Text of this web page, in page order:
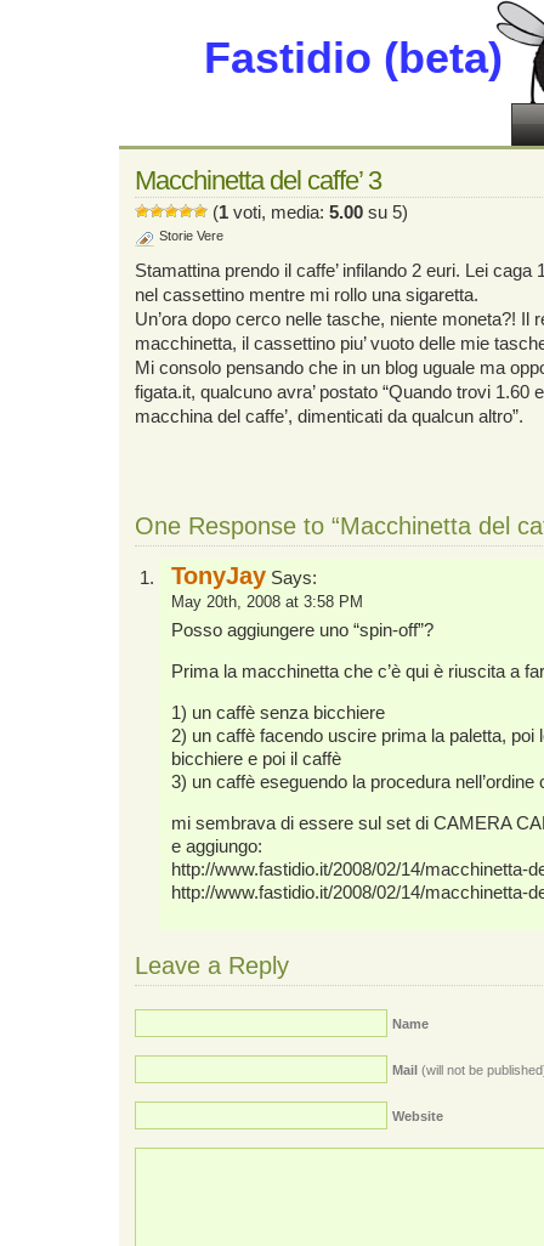
Fastidio (beta)
Macchinetta del caffe’ 3
(1 voti, media: 5.00 su 5)
Storie Vere
Stamattina prendo il caffe’ infilando 2 euri. Lei caga
nel cassettino mentre mi rollo una sigaretta.
Un’ora dopo cerco nelle tasche, niente moneta?! Il
macchinetta, il cassettino piu’ vuoto delle mie
Mi consolo pensando che in un blog uguale ma
figata.it, qualcuno avra’ postato “Quando trovi 1.60
macchina del caffe’, dimenticati da qualcun altro”.
One Response to “Macchinetta del
TonyJay Says:
May 20th, 2008 at 3:58 PM
Posso aggiungere uno “spin-off”?
Prima la macchinetta che c’è qui è riuscita a
1) un caffè senza bicchiere
2) un caffè facendo uscire prima la paletta, poi
bicchiere e poi il caffè
3) un caffè eseguendo la procedura nell’ordine
mi sembrava di essere sul set di CAMERA
e aggiungo:
http://www.fastidio.it/2008/02/14/macchinetta-
http://www.fastidio.it/2008/02/14/macchinetta-
Leave a Reply
Name
Mail (will not be
Website